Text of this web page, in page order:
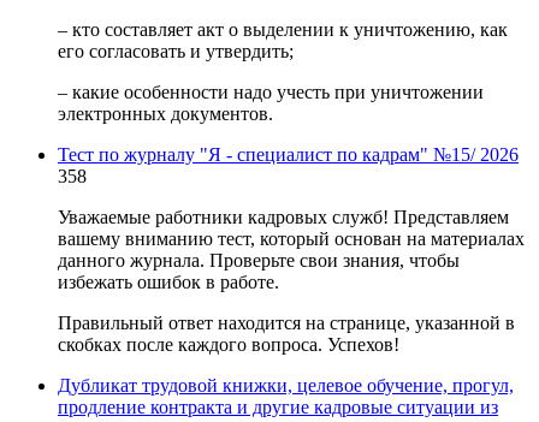
– кто составляет акт о выделении к уничтожению, как
его согласовать и утвердить;
– какие особенности надо учесть при уничтожении
электронных документов.
Тест по журналу "Я - специалист по кадрам" №15/ 2026
358
Уважаемые работники кадровых служб! Представляем
вашему вниманию тест, который основан на материалах
данного журнала. Проверьте свои знания, чтобы
избежать ошибок в работе.
Правильный ответ находится на странице, указанной в
скобках после каждого вопроса. Успехов!
Дубликат трудовой книжки, целевое обучение, прогул,
продление контракта и другие кадровые ситуации из